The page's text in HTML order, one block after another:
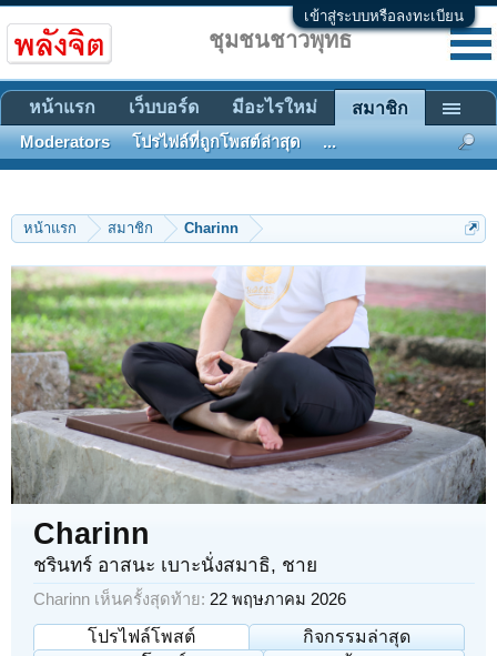
เข้าสู่ระบบหรือลงทะเบียน
หน้าแรก สมาชิก Charinn
Charinn
ชรินทร์ อาสนะ เบาะนั่งสมาธิ, ชาย
Charinn เห็นครั้งสุดท้าย: 22 พฤษภาคม 2026
โปรไฟล์โพสต์
กิจกรรมล่าสุด
ชุมชนชาวพุทธ
หน้าแรก เว็บบอร์ด มีอะไรใหม่ สมาชิก
Moderators โปรไฟล์ที่ถูกโพสต์ล่าสุด ...